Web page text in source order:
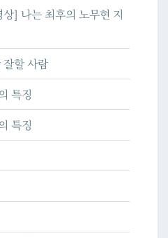
] 나는 최후의 노무현 지
잘할 사람
특징
특징